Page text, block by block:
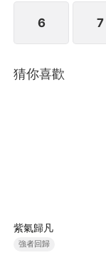
6 7
猜你喜歡
紫氣歸凡
強者回歸